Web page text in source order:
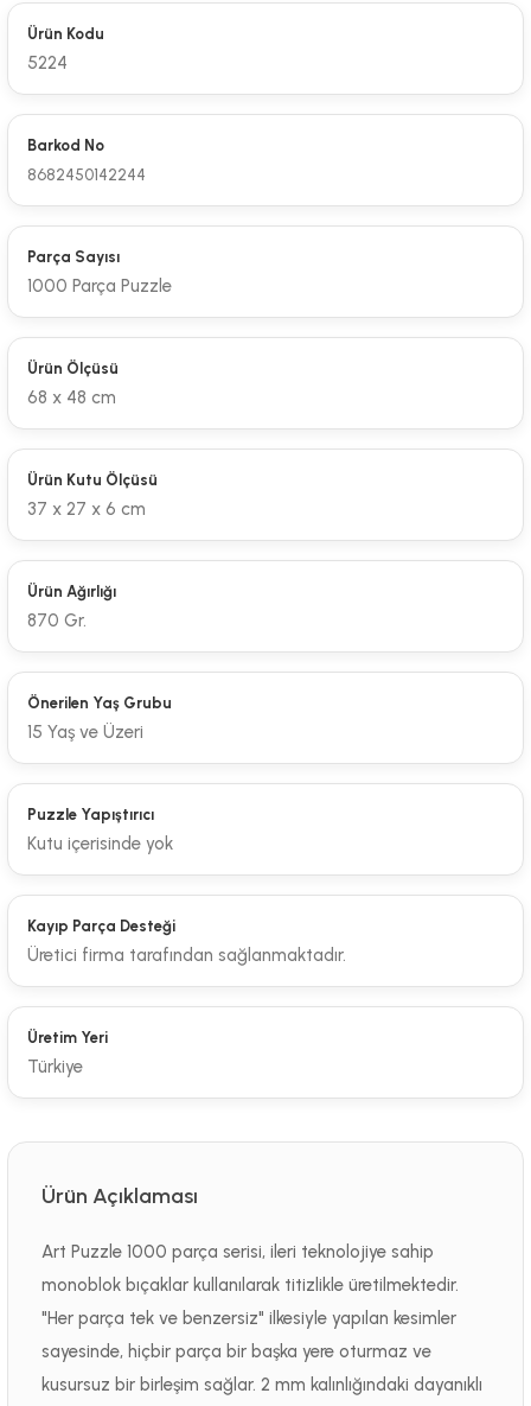
Ürün Kodu
5224
Barkod No
8682450142244
Parça Sayısı
1000 Parça Puzzle
Ürün Ölçüsü
68 x 48 cm
Ürün Kutu Ölçüsü
37 x 27 x 6 cm
Ürün Ağırlığı
870 Gr.
Önerilen Yaş Grubu
15 Yaş ve Üzeri
Puzzle Yapıştırıcı
Kutu içerisinde yok
Kayıp Parça Desteği
Üretici firma tarafından sağlanmaktadır.
Üretim Yeri
Türkiye
Ürün Açıklaması
Art Puzzle 1000 parça serisi, ileri teknolojiye sahip
monoblok bıçaklar kullanılarak titizlikle üretilmektedir.
"Her parça tek ve benzersiz" ilkesiyle yapılan kesimler
sayesinde, hiçbir parça bir başka yere oturmaz ve
kusursuz bir birleşim sağlar. 2 mm kalınlığındaki dayanıklı